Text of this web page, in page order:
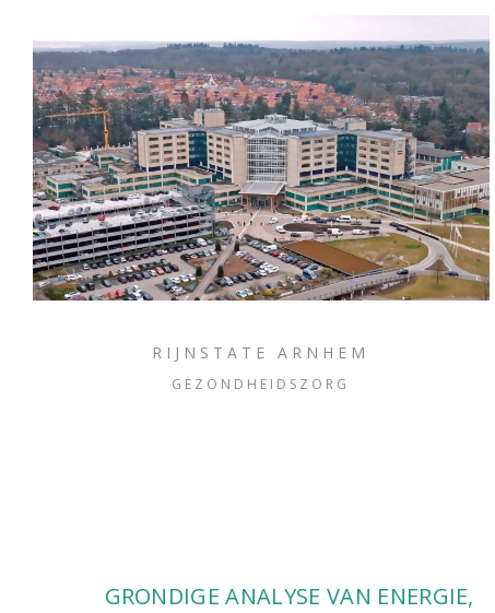
RIJNSTATE ARNHEM
GEZONDHEIDSZORG
GRONDIGE ANALYSE VAN ENERGIE,